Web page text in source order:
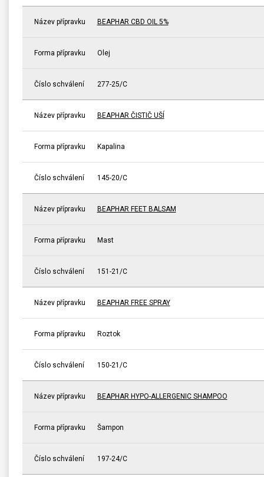
Název přípravku BEAPHAR CBD OIL 5%
Forma přípravku Olej
Číslo schválení 277-25/C
Název přípravku BEAPHAR ČISTIČ UŠÍ
Forma přípravku Kapalina
Číslo schválení 145-20/C
Název přípravku BEAPHAR FEET BALSAM
Forma přípravku Mast
Číslo schválení 151-21/C
Název přípravku BEAPHAR FREE SPRAY
Forma přípravku Roztok
Číslo schválení 150-21/C
Název přípravku BEAPHAR HYPO-ALLERGENIC SHAMPOO
Forma přípravku Šampon
Číslo schválení 197-24/C